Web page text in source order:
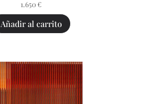
1.650 €
Añadir al carrito